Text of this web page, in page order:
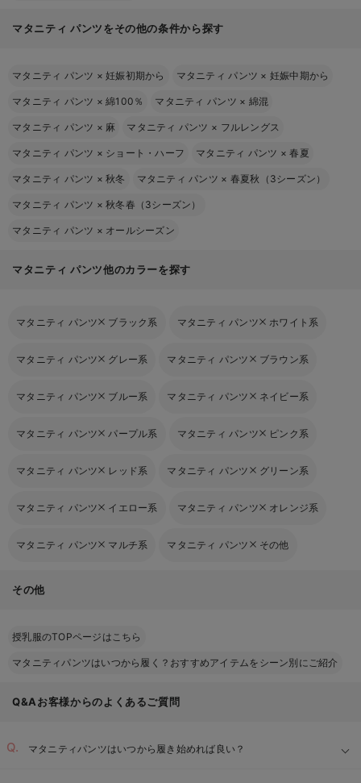
マタニティ パンツをその他の条件から探す
マタニティ パンツ ×妊娠初期から マタニティ パンツ × 妊娠中期から
マタニティ パンツ ×綿100％ マタニティ パンツ × 綿混
マタニティ パンツ × 麻 マタニティ パンツ × フルレングス
マタニティ パンツ × ショート・ハーフ マタニティ パンツ ×春夏
マタニティ パンツ ×秋冬 マタニティ パンツ × 春夏秋（3シーズン）
マタニティ パンツ ×秋冬春（3シーズン）
マタニティ パンツ × オールシーズン
マタニティ パンツ他のカラーを探す
マタニティ パンツ ブラック系 マタニティ パンツ ホワイト系
マタニティ パンツ グレー系 マタニティ パンツ ブラウン系
マタニティ パンツ ブルー系 マタニティ パンツ ネイビー系
マタニティ パンツ パープル系 マタニティ パンツ ピンク系
マタニティ パンツ レッド系 マタニティ パンツ グリーン系
マタニティ パンツ イエロー系 マタニティ パンツ オレンジ系
マタニティ パンツ マルチ系 マタニティ パンツ その他
その他
授乳服のTOPページはこちら
マタニティパンツはいつから履く？おすすめアイテムをシーン別にご紹介
Q&Aお客様からのよくあるご質問
マタニティパンツはいつから履き始めれば良い？